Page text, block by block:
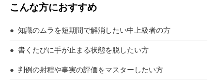
こんな方におすすめ
● 知識のムラを短期間で解消したい中上級者の方
● 書くたびに手が止まる状態を脱したい方
● 判例の射程や事実の評価をマスターしたい方